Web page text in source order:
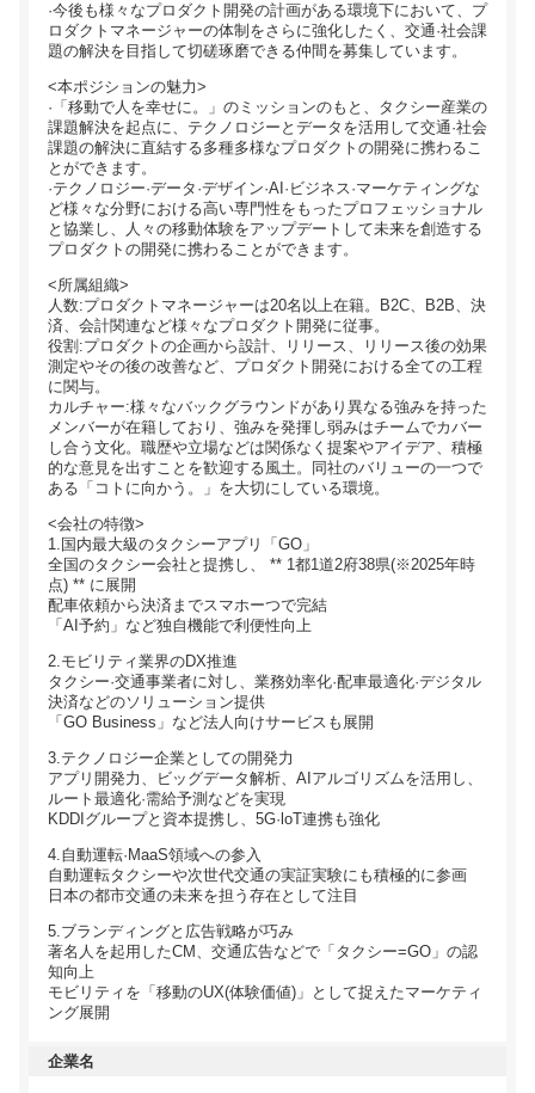
·今後も様々なプロダクト開発の計画がある環境下において、プ
ロダクトマネージャーの体制をさらに強化したく、交通·社会課
題の解決を目指して切磋琢磨できる仲間を募集しています。
<本ポジションの魅力>
·「移動で人を幸せに。」のミッションのもと、タクシー産業の
課題解決を起点に、テクノロジーとデータを活用して交通·社会
課題の解決に直結する多種多様なプロダクトの開発に携わるこ
とができます。
·テクノロジー·データ·デザイン·AI·ビジネス·マーケティングな
ど様々な分野における高い専門性をもったプロフェッショナル
と協業し、人々の移動体験をアップデートして未来を創造する
プロダクトの開発に携わることができます。
<所属組織>
人数:プロダクトマネージャーは20名以上在籍。B2C、B2B、決
済、会計関連など様々なプロダクト開発に従事。
役割:プロダクトの企画から設計、リリース、リリース後の効果
測定やその後の改善など、プロダクト開発における全ての工程
に関与。
カルチャー:様々なバックグラウンドがあり異なる強みを持った
メンバーが在籍しており、強みを発揮し弱みはチームでカバー
し合う文化。職歴や立場などは関係なく提案やアイデア、積極
的な意見を出すことを歓迎する風土。同社のバリューの一つで
ある「コトに向かう。」を大切にしている環境。
<会社の特徴>
1.国内最大級のタクシーアプリ「GO」
全国のタクシー会社と提携し、 ** 1都1道2府38県(※2025年時
点) ** に展開
配車依頼から決済までスマホーつで完結
「AI予約」など独自機能で利便性向上
2.モビリティ業界のDX推進
タクシー·交通事業者に対し、業務効率化·配車最適化·デジタル
決済などのソリューション提供
「GO Business」など法人向けサービスも展開
3.テクノロジー企業としての開発力
アプリ開発力、ビッグデータ解析、AIアルゴリズムを活用し、
ルート最適化·需給予測などを実現
KDDIグループと資本提携し、5G·loT連携も強化
4.自動運転·MaaS領域への参入
自動運転タクシーや次世代交通の実証実験にも積極的に参画
日本の都市交通の未来を担う存在として注目
5.ブランディングと広告戦略が巧み
著名人を起用したCM、交通広告などで「タクシー=GO」の認
知向上
モビリティを「移動のUX(体験価値)」として捉えたマーケティ
ング展開
企業名